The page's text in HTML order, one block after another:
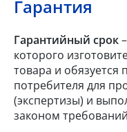
Гарантия
Гарантийный срок
которого
товара и обязуется
потребителя для
(экспертизы) и
законом